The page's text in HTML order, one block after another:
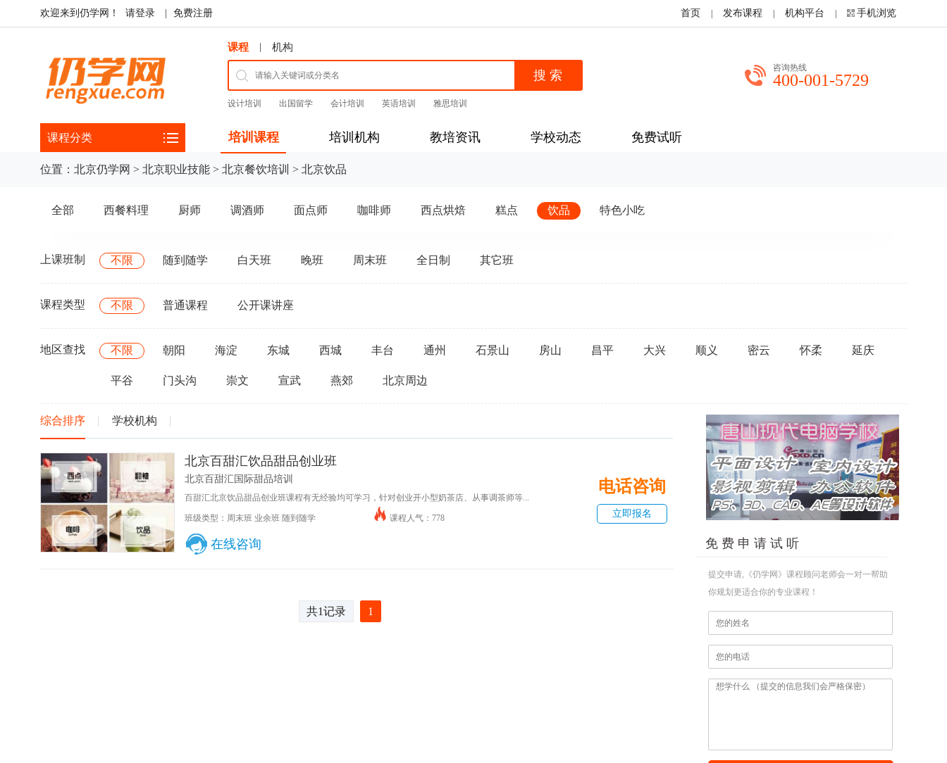
欢迎来到仍学网！ 请登录 免费注册 首页 发布课程 机构平台 手机浏览
课程 | 机构
设计培训 出国留学 会计培训 英语培训 雅思培训
咨询热线
400-001-5729
课程分类 培训课程 培训机构 教培资讯 学校动态 免费试听
位置： 北京仍学网 > 北京职业技能 > 北京餐饮培训 > 北京饮品
全部 西餐料理 厨师 调酒师 面点师 咖啡师 西点烘焙 糕点 饮品 特色小吃
上课班制 不限 随到随学 白天班 晚班 周末班 全日制 其它班
课程类型 不限 普通课程 公开课讲座
地区查找 不限 朝阳 海淀 东城 西城 丰台 通州 石景山 房山 昌平 大兴 顺义 密云 怀柔 延庆
平谷 门头沟 崇文 宣武 燕郊 北京周边
综合排序 学校机构
北京百甜汇饮品甜品创业班
北京百甜汇国际甜品培训
百甜汇北京饮品甜品创业班课程有无经验均可学习，针对创业开小型奶茶店、从事调茶师等...
班级类型：周末班 业余班 随到随学 课程人气：778
在线咨询
电话咨询
立即报名
共1记录 1
免 费 申 请 试 听
提交申请,《仍学网》课程顾问老师会一对一帮助
你规划更适合你的专业课程！